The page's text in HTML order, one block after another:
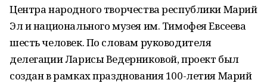
Центра народного творчества республики Марий
Эл и национального музея им. Тимофея Евсеева
шесть человек. По словам руководителя
делегации Ларисы Ведерниковой, проект был
создан в рамках празднования 100-летия Марий